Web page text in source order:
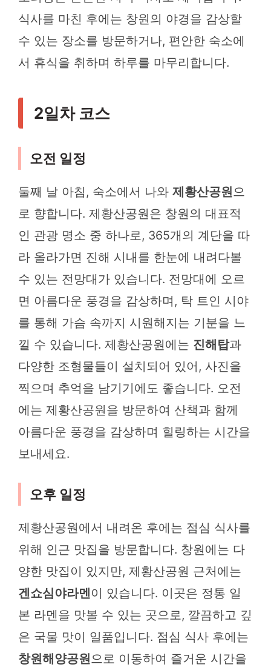
식사를 마친 후에는 창원의 야경을 감상할
수 있는 장소를 방문하거나, 편안한 숙소에
서 휴식을 취하며 하루를 마무리합니다.
2일차 코스
오전 일정
둘째 날 아침, 숙소에서 나와 제황산공원으
로 향합니다. 제황산공원은 창원의 대표적
인 관광 명소 중 하나로, 365개의 계단을 따
라 올라가면 진해 시내를 한눈에 내려다볼
수 있는 전망대가 있습니다. 전망대에 오르
면 아름다운 풍경을 감상하며, 탁 트인 시야
를 통해 가슴 속까지 시원해지는 기분을 느
낄 수 있습니다. 제황산공원에는 진해탑과
다양한 조형물들이 설치되어 있어, 사진을
찍으며 추억을 남기기에도 좋습니다. 오전
에는 제황산공원을 방문하여 산책과 함께
아름다운 풍경을 감상하며 힐링하는 시간을
보내세요.
오후 일정
제황산공원에서 내려온 후에는 점심 식사를
위해 인근 맛집을 방문합니다. 창원에는 다
양한 맛집이 있지만, 제황산공원 근처에는
겐쇼심야라멘이 있습니다. 이곳은 정통 일
본 라멘을 맛볼 수 있는 곳으로, 깔끔하고 깊
은 국물 맛이 일품입니다. 점심 식사 후에는
창원해양공원으로 이동하여 즐거운 시간을